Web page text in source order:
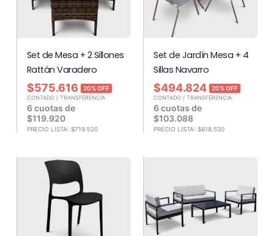
Set de Mesa + 2 Sillones
Rattán Varadero
$575.616 20% OFF
CONTADO / TRANSFERENCIA
6 cuotas de
$119.920
PRECIO LISTA: $719.520
Set de Jardín Mesa + 4
Sillas Navarro
$494.824 20% OFF
CONTADO / TRANSFERENCIA
6 cuotas de
$103.088
PRECIO LISTA: $618.530